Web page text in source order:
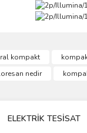
Bu
kompakt
nedir
ELEKTRİK TESİSAT